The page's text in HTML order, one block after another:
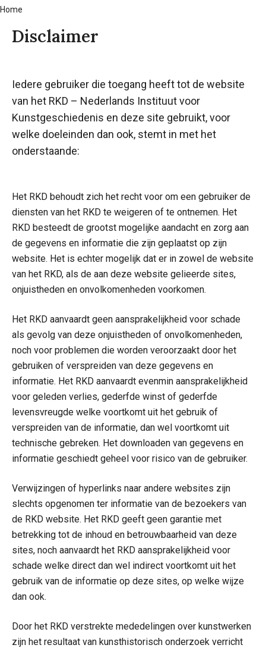
Kruimelpad
Home
Disclaimer
Iedere gebruiker die toegang heeft tot de website
van het RKD – Nederlands Instituut voor
Kunstgeschiedenis en deze site gebruikt, voor
welke doeleinden dan ook, stemt in met het
onderstaande:
Het RKD behoudt zich het recht voor om een gebruiker de
diensten van het RKD te weigeren of te ontnemen. Het
RKD besteedt de grootst mogelijke aandacht en zorg aan
de gegevens en informatie die zijn geplaatst op zijn
website. Het is echter mogelijk dat er in zowel de website
van het RKD, als de aan deze website gelieerde sites,
onjuistheden en onvolkomenheden voorkomen.
Het RKD aanvaardt geen aansprakelijkheid voor schade
als gevolg van deze onjuistheden of onvolkomenheden,
noch voor problemen die worden veroorzaakt door het
gebruiken of verspreiden van deze gegevens en
informatie. Het RKD aanvaardt evenmin aansprakelijkheid
voor geleden verlies, gederfde winst of gederfde
levensvreugde welke voortkomt uit het gebruik of
verspreiden van de informatie, dan wel voortkomt uit
technische gebreken. Het downloaden van gegevens en
informatie geschiedt geheel voor risico van de gebruiker.
Verwijzingen of hyperlinks naar andere websites zijn
slechts opgenomen ter informatie van de bezoekers van
de RKD website. Het RKD geeft geen garantie met
betrekking tot de inhoud en betrouwbaarheid van deze
sites, noch aanvaardt het RKD aansprakelijkheid voor
schade welke direct dan wel indirect voortkomt uit het
gebruik van de informatie op deze sites, op welke wijze
dan ook.
Door het RKD verstrekte mededelingen over kunstwerken
zijn het resultaat van kunsthistorisch onderzoek verricht